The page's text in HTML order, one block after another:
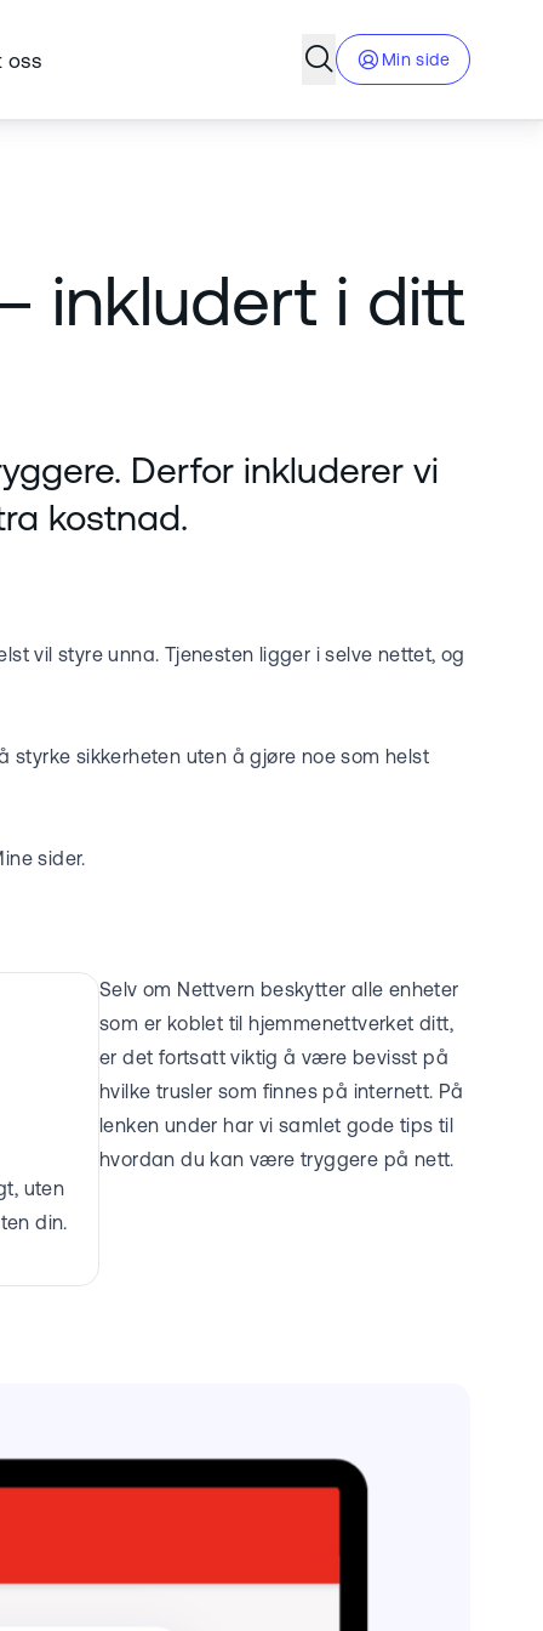
oss Åpne søkefelt
Min side
inkludert i ditt
Derfor inkluderer vi
kostnad.
vil styre unna. Tjenesten ligger i selve nettet, og
styrke sikkerheten uten å gjøre noe som helst
sider.
uten
din.
Selv om Nettvern beskytter alle enheter
som er koblet til hjemmenettverket ditt,
er det fortsatt viktig å være bevisst på
hvilke trusler som finnes på internett. På
lenken under har vi samlet gode tips til
hvordan du kan være tryggere på nett.